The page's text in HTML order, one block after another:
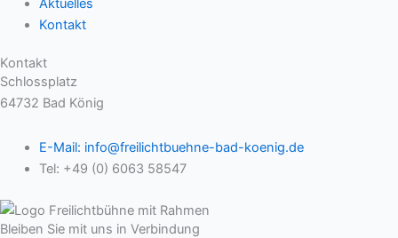
Aktuelles
Kontakt
Kontakt
Schlossplatz
64732 Bad König
E-Mail: info@freilichtbuehne-bad-koenig.de
Tel: +49 (0) 6063 58547
Bleiben Sie mit uns in Verbindung